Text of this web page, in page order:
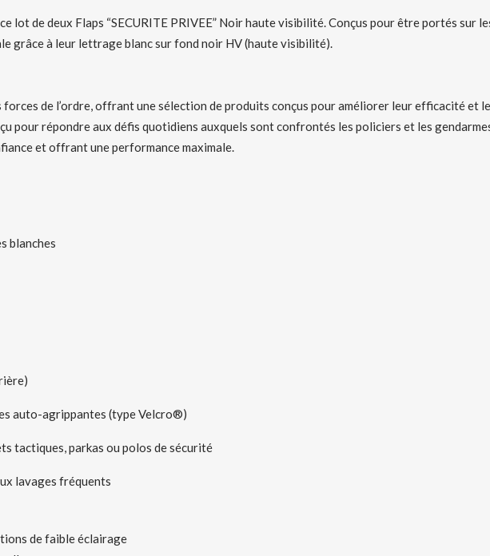
lot de deux Flaps “SECURITE PRIVEE” Noir haute visibilité. Conçus pour être portés sur
grâce à leur lettrage blanc sur fond noir HV (haute visibilité).
forces de l’ordre, offrant une sélection de produits conçus pour améliorer leur efficacité et
pour répondre aux défis quotidiens auxquels sont confrontés les policiers et les
et offrant une performance maximale.
blanches
auto-agrippantes (type Velcro®)
tactiques, parkas ou polos de sécurité
lavages fréquents
de faible éclairage